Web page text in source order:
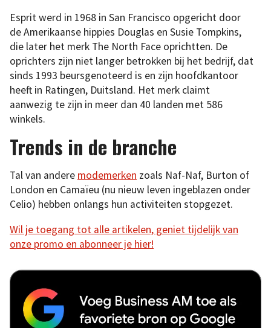
Esprit werd in 1968 in San Francisco opgericht door
de Amerikaanse hippies Douglas en Susie Tompkins,
die later het merk The North Face oprichtten. De
oprichters zijn niet langer betrokken bij het bedrijf, dat
sinds 1993 beursgenoteerd is en zijn hoofdkantoor
heeft in Ratingen, Duitsland. Het merk claimt
aanwezig te zijn in meer dan 40 landen met 586
winkels.
Trends in de branche
Tal van andere modemerken zoals Naf-Naf, Burton of
London en Camaïeu (nu nieuw leven ingeblazen onder
Celio) hebben onlangs hun activiteiten stopgezet.
Wil je toegang tot alle artikelen, geniet tijdelijk van
onze promo en abonneer je hier!